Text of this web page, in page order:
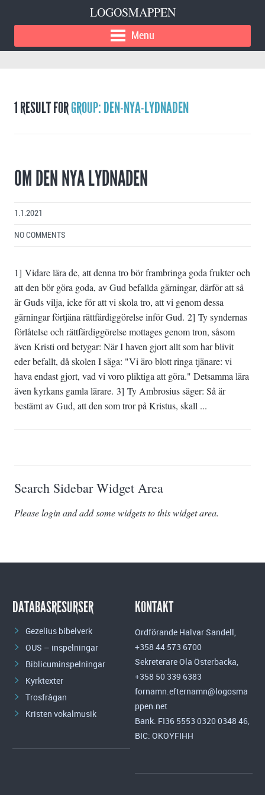
LOGOSMAPPEN
Menu
1 RESULT FORGROUP: DEN-NYA-LYDNADEN
OM DEN NYA LYDNADEN
1.1.2021
NO COMMENTS
1] Vidare lära de, att denna tro bör frambringa goda frukter och
att den bör göra goda, av Gud befallda gärningar, därför att så
är Guds vilja, icke för att vi skola tro, att vi genom dessa
gärningar förtjäna rättfärdiggörelse inför Gud. 2] Ty syndernas
förlåtelse och rättfärdiggörelse mottages genom tron, såsom
även Kristi ord betygar: När I haven gjort allt som har blivit
eder befallt, då skolen I säga: "Vi äro blott ringa tjänare: vi
hava endast gjort, vad vi voro pliktiga att göra." Detsamma lära
även kyrkans gamla lärare. 3] Ty Ambrosius säger: Så är
bestämt av Gud, att den som tror på Kristus, skall ...
Search Sidebar Widget Area
Please login and add some widgets to this widget area.
DATABASRESURSER
Gezelius bibelverk
OUS – inspelningar
Biblicuminspelningar
Kyrktexter
Trosfrågan
Kristen vokalmusik
KONTAKT
Ordförande Halvar Sandell,
+358 44 573 6700
Sekreterare Ola Österbacka,
+358 50 339 6383
fornamn.efternamn@logosma
ppen.net
Bank. FI36 5553 0320 0348 46,
BIC: OKOYFIHH